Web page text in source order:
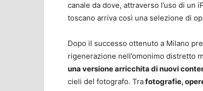
canale da dove, attraverso l’uso di un
toscano arriva così una selezione di
Dopo il successo ottenuto a Milano
rigenerazione nell’omonimo distretto
una versione arricchita di nuovi
cieli del fotografo. Trafotografie,